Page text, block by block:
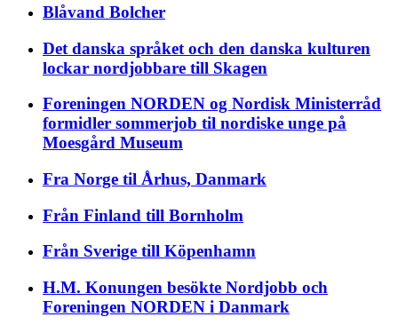
Blåvand Bolcher
Det danska språket och den danska kulturen
lockar nordjobbare till Skagen
Foreningen NORDEN og Nordisk Ministerråd
formidler sommerjob til nordiske unge på
Moesgård Museum
Fra Norge til Århus, Danmark
Från Finland till Bornholm
Från Sverige till Köpenhamn
H.M. Konungen besökte Nordjobb och
Foreningen NORDEN i Danmark